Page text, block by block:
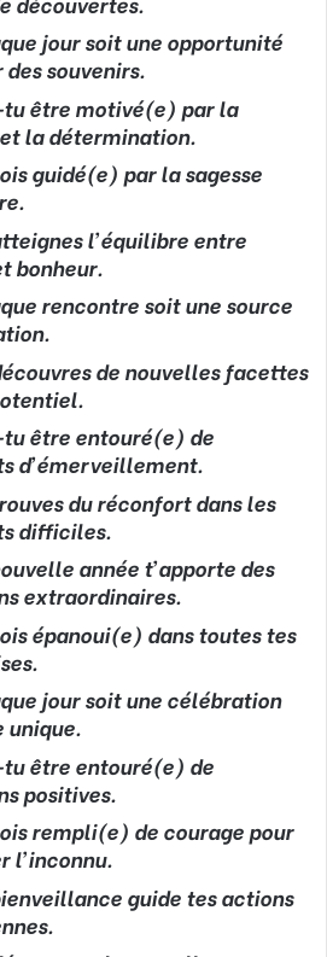
jour soit une opportunité
souvenirs.
tu être motivé(e) par la
la détermination.
guidé(e) par la sagesse
l’équilibre entre
bonheur.
rencontre soit une source
de nouvelles facettes
tu être entouré(e) de
d’émerveillement.
du réconfort dans les
difficiles.
année t’apporte des
extraordinaires.
épanoui(e) dans toutes tes
jour soit une célébration
unique.
tu être entouré(e) de
positives.
rempli(e) de courage pour
l’inconnu.
guide tes actions